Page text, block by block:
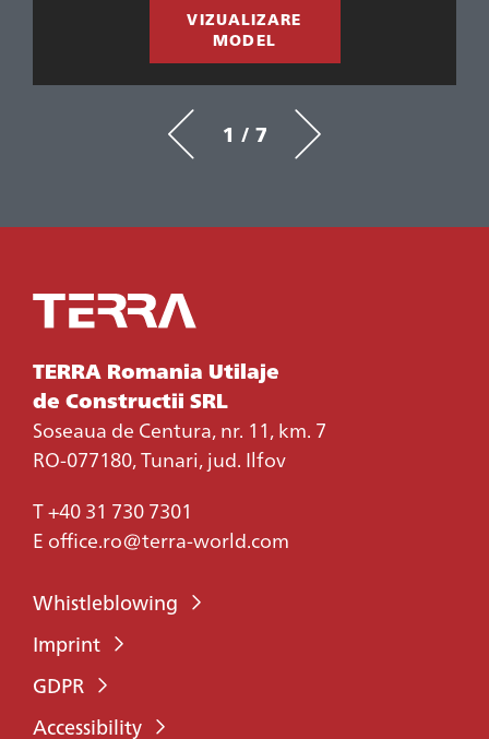
VIZUALIZARE
MODEL
1 / 7
TERRA Romania Utilaje
de Constructii SRL
Soseaua de Centura, nr. 11, km. 7
RO-077180, Tunari, jud. Ilfov
T+40 31 730 7301
E office.ro@terra-world.com
Whistleblowing
Imprint
GDPR
Accessibility